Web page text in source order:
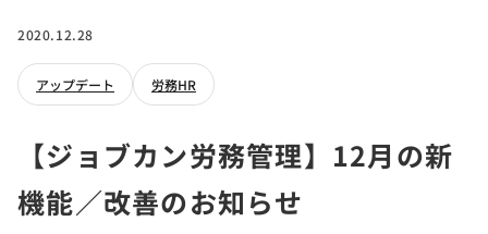
2020.12.28
アップデート 労務HR
【ジョブカン労務管理】12月の新
機能／改善のお知らせ